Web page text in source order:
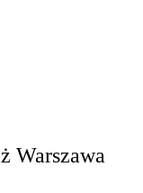
Warszawa